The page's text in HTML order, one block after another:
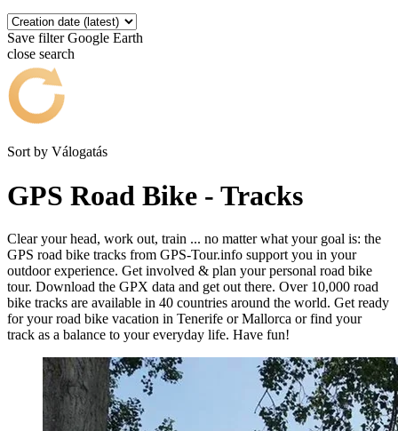
Save filter Google Earth
close search
Sort by Válogatás
GPS Road Bike - Tracks
Clear your head, work out, train ... no matter what your goal is: the
GPS road bike tracks from GPS-Tour.info support you in your
outdoor experience. Get involved & plan your personal road bike
tour. Download the GPX data and get out there. Over 10,000 road
bike tracks are available in 40 countries around the world. Get ready
for your road bike vacation in Tenerife or Mallorca or find your
track as a balance to your everyday life. Have fun!